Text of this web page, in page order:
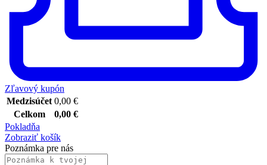
Zľavový kupón
Medzisúčet 0,00 €
Celkom
0,00 €
Pokladňa
Zobraziť košík
Poznámka pre nás